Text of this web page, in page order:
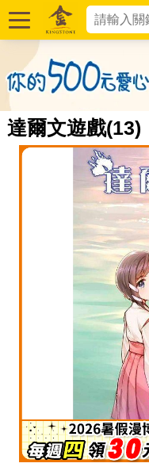
達爾文遊戲(13)